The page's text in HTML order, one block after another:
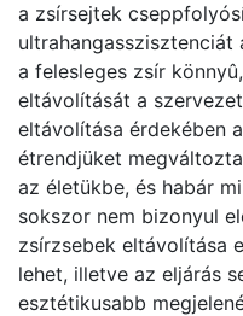
a zsírsejtek
ultrahangasszisztenciát
a felesleges zsír
eltávolítását a
eltávolítása érdekében
étrendjüket
az életükbe, és habár
sokszor nem bizonyul
zsírzsebek eltávolítása
lehet, illetve az eljárás
esztétikusabb